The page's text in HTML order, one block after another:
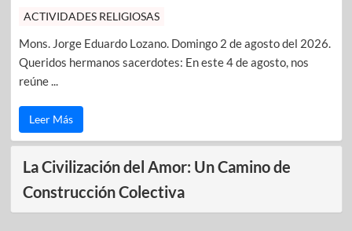
ACTIVIDADES RELIGIOSAS
Mons. Jorge Eduardo Lozano. Domingo 2 de agosto del 2026.
Queridos hermanos sacerdotes: En este 4 de agosto, nos
reúne ...
Leer Más
La Civilización del Amor: Un Camino de
Construcción Colectiva